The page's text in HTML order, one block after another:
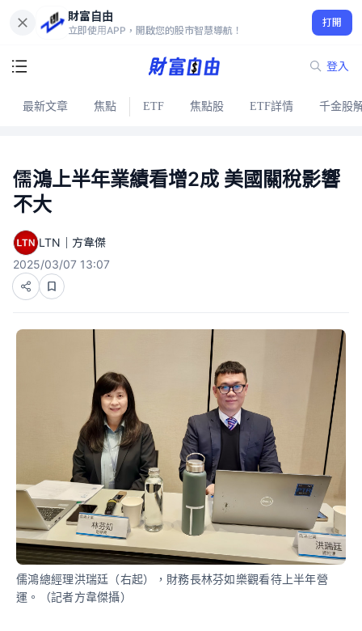
財富自由
立即使用APP，開啟您的股市智慧導航！
打開
登入
最新文章 焦點 ETF 焦點股 ETF詳情 千金股
儒鴻上半年業績看增2成 美國關稅影響
不大
LTN｜方韋傑
2025/03/07 13:07
儒鴻總經理洪瑞廷（右起），財務長林芬如樂觀看待上半年營
運。（記者方韋傑攝）